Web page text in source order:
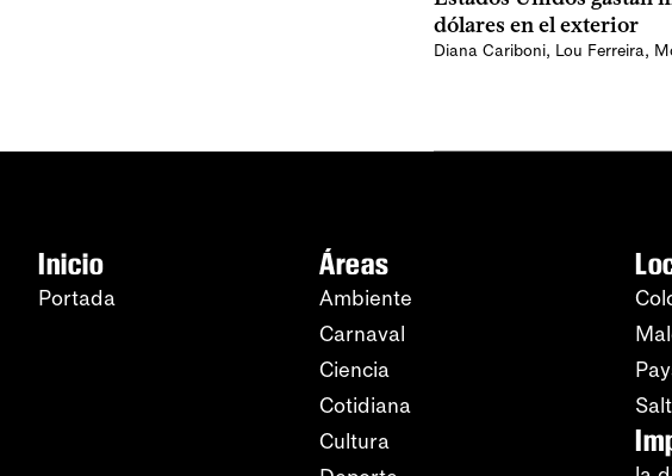
dólares en el exterior
Diana Cariboni, Lou Ferreira,
Inicio
Portada
Áreas
Ambiente
Carnaval
Ciencia
Cotidiana
Cultura